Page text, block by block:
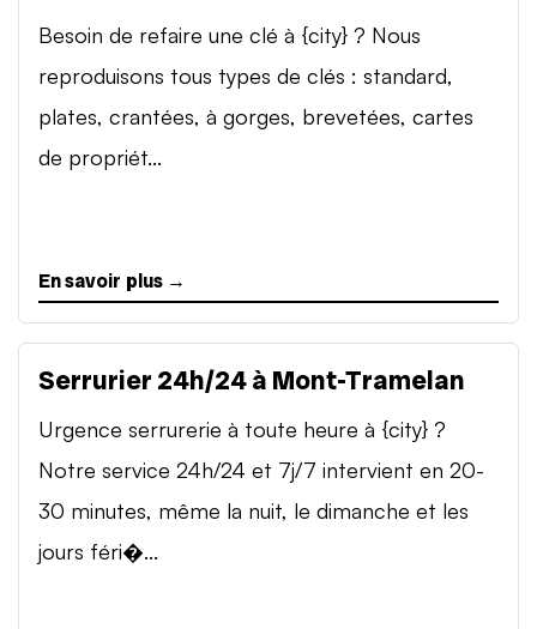
Besoin de refaire une clé à {city} ? Nous
reproduisons tous types de clés : standard,
plates, crantées, à gorges, brevetées, cartes
de propriét...
En savoir plus →
Serrurier 24h/24 à Mont-Tramelan
Urgence serrurerie à toute heure à {city} ?
Notre service 24h/24 et 7j/7 intervient en 20-
30 minutes, même la nuit, le dimanche et les
jours féri�...